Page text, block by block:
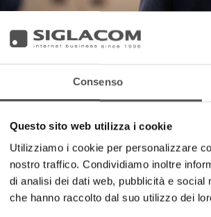
Consenso
Questo sito web utilizza i cookie
Utilizziamo i cookie per personalizzare
nostro traffico. Condividiamo inoltre
di analisi dei dati web, pubblicità e
che hanno raccolto dal suo utilizzo dei